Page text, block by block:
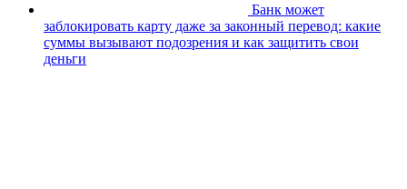
Банк может
заблокировать карту даже за законный перевод: какие
суммы вызывают подозрения и как защитить свои
деньги